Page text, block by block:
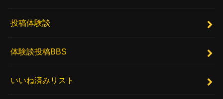
投稿体験談
体験談投稿BBS
いいね済みリスト